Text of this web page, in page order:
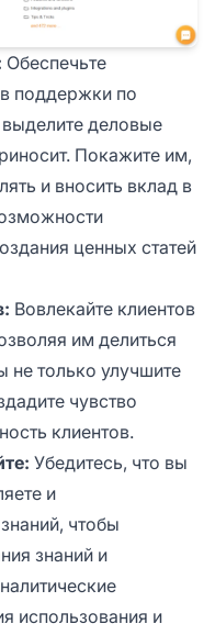
Обеспечьте
поддержки по
деловые
Покажите им,
и вносить вклад в
ценных статей
Вовлекайте клиентов
им делиться
только улучшите
чувство
клиентов.
Убедитесь, что вы
и
чтобы
знаний и
использования и